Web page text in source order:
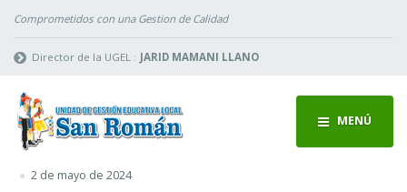
Comprometidos con una Gestion de Calidad
Director de la UGEL : JARID MAMANI LLANO
MENÚ
2 de mayo de 2024